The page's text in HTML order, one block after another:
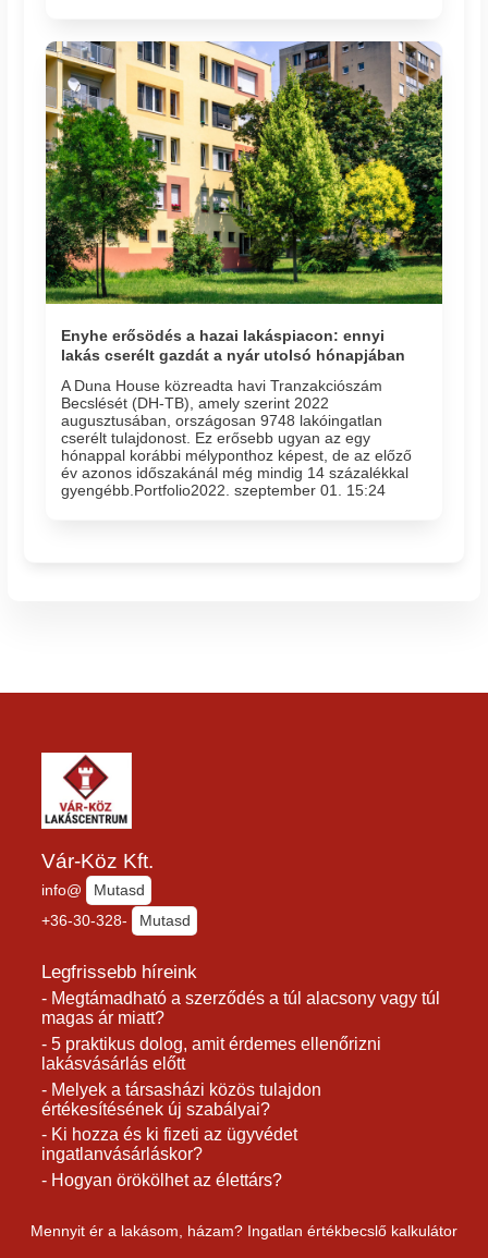
Enyhe erősödés a hazai lakáspiacon: ennyi
lakás cserélt gazdát a nyár utolsó hónapjában
A Duna House közreadta havi Tranzakciószám
Becslését (DH-TB), amely szerint 2022
augusztusában, országosan 9748 lakóingatlan
cserélt tulajdonost. Ez erősebb ugyan az egy
hónappal korábbi mélyponthoz képest, de az előző
év azonos időszakánál még mindig 14 százalékkal
gyengébb.Portfolio2022. szeptember 01. 15:24
Vár-Köz Kft.
info@
Mutasd
+36-30-328-
Mutasd
Legfrissebb híreink
- Megtámadható a szerződés a túl alacsony vagy túl
magas ár miatt?
- 5 praktikus dolog, amit érdemes ellenőrizni
lakásvásárlás előtt
- Melyek a társasházi közös tulajdon
értékesítésének új szabályai?
- Ki hozza és ki fizeti az ügyvédet
ingatlanvásárláskor?
- Hogyan örökölhet az élettárs?
Mennyit ér a lakásom, házam? Ingatlan értékbecslő kalkulátor